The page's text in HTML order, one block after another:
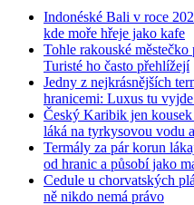
Indonéské Bali v roce
kde moře hřeje jako kafe
Tohle rakouské
Turisté ho často přehlížejí
Jedny z nejkrásnějších
hranicemi: Luxus tu
Český Karibik jen
láká na tyrkysovou vodu
Termály za pár korun
od hranic a působí jako
Cedule u chorvatských
ně nikdo nemá právo